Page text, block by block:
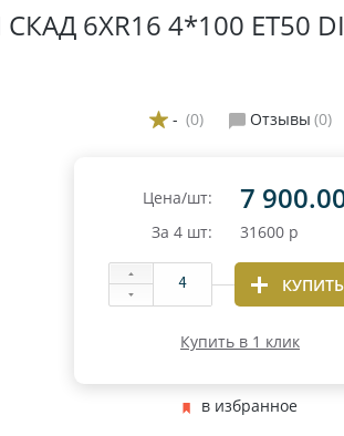
6XR16 4*100 ET50
- (0) Отзывы (0)
Цена/шт: 7
За 4 шт: 31600 р
КУПИТЬ
Купить в 1 клик
в избранное